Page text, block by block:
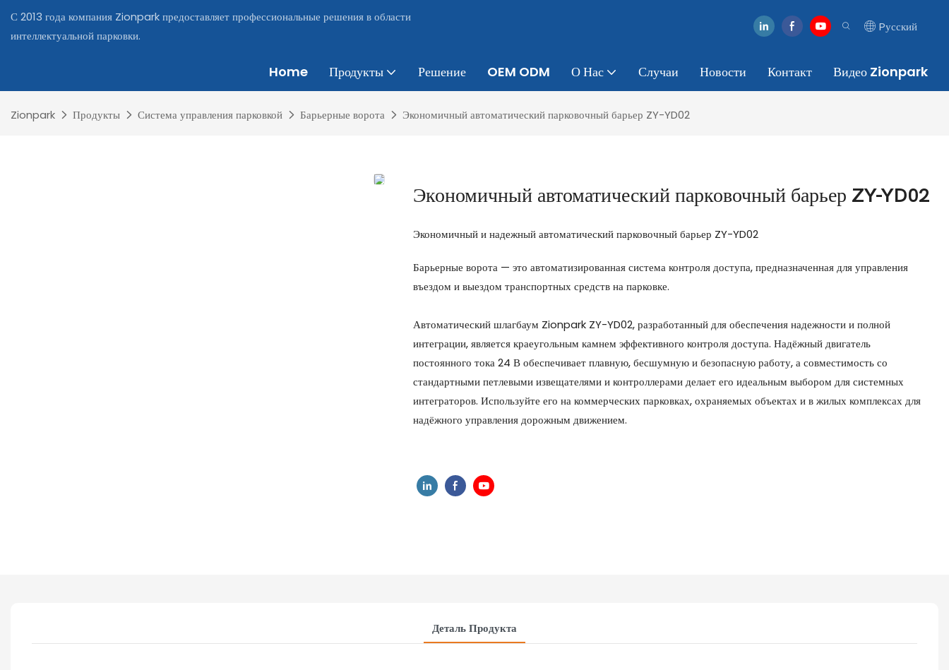
С 2013 года компания Zionpark предоставляет профессиональные решения в области
интеллектуальной парковки.
Pусский
Home Продукты Решение OEM ODM О Нас Случаи Новости Контакт Видео Zionpark
Zionpark Продукты Система управления парковкой Барьерные ворота Экономичный автоматический парковочный барьер ZY-YD02
Экономичный автоматический парковочный барьер ZY-YD02
Экономичный и надежный автоматический парковочный барьер ZY-YD02
Барьерные ворота — это автоматизированная система контроля доступа, предназначенная для управления
въездом и выездом транспортных средств на парковке.
Автоматический шлагбаум Zionpark ZY-YD02, разработанный для обеспечения надежности и полной
интеграции, является краеугольным камнем эффективного контроля доступа. Надёжный двигатель
постоянного тока 24 В обеспечивает плавную, бесшумную и безопасную работу, а совместимость со
стандартными петлевыми извещателями и контроллерами делает его идеальным выбором для системных
интеграторов. Используйте его на коммерческих парковках, охраняемых объектах и ​​в жилых комплексах для
надёжного управления дорожным движением.
Деталь Продукта